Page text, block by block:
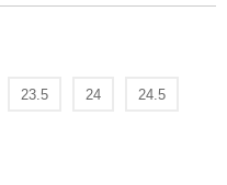
23.5 24 24.5